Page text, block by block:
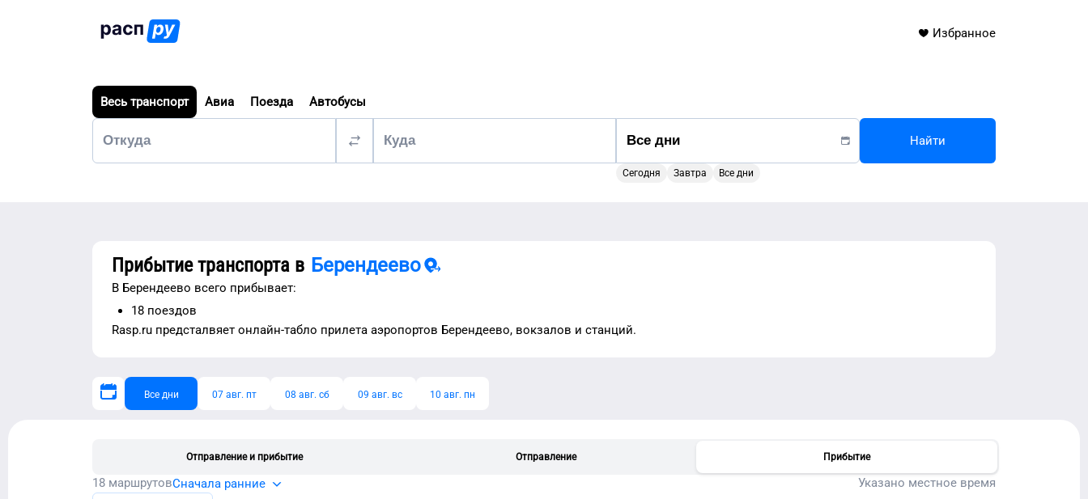
Избранное
Весь транспорт Авиа Поезда Автобусы
Сегодня Завтра Все дни
Найти
Прибытие транспорта в Берендеево
В Берендеево всего прибывает:
18 поездов
Rasp.ru предсталвяет онлайн-табло прилета аэропортов Берендеево, вокзалов и станций.
Все дни 07 авг. пт 08 авг. сб 09 авг. вс 10 авг. пн
Отправление и прибытие Отправление Прибытие
18 маршрутовСначала ранние
Указано местное время